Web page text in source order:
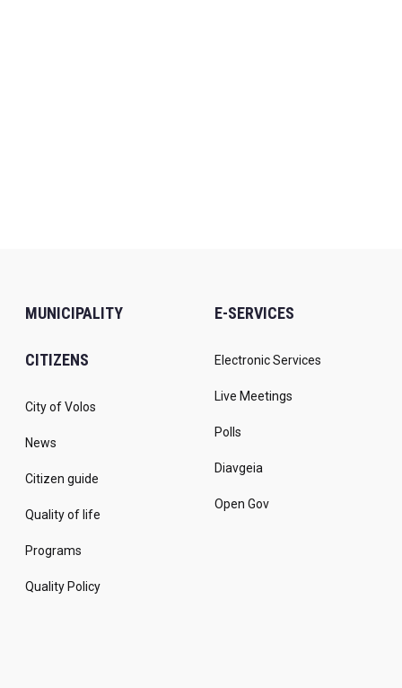
MUNICIPALITY
CITIZENS
City of Volos
News
Citizen guide
Quality of life
Programs
Quality Policy
E-SERVICES
Electronic Services
Live Meetings
Polls
Diavgeia
Open Gov